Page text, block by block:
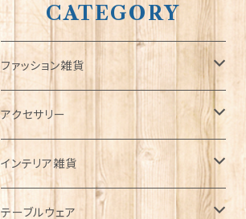
CATEGORY
ファッション雑貨
タータンネクタイ
帽子
キャップ
Tシャツ
アクセサリー
ORTAK
ブローチ
インテリア雑貨
インテリア置物
テーブルウェア